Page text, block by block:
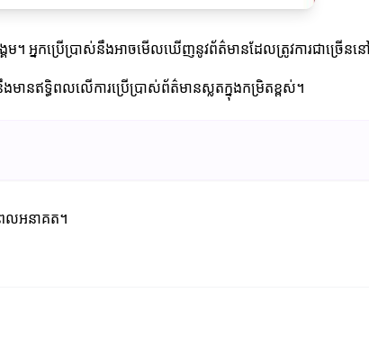
គម។ អ្នកប្រើប្រាស់នឹងអាចមើលឃើញនូវព័ត៌មានដែលត្រូវការជាច្រ
ានឥទ្ធិពលលើការប្រើប្រាស់ព័ត៌មានស្លតក្នុងកម្រិតខ្ពស់។
េលអនាគត។